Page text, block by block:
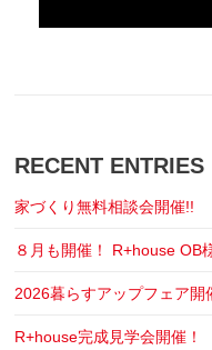
RECENT ENTRIES
家づくり無料相談会開催!!
８月も開催！ R+house OB
2026暮らすアップフェア開
R+house完成見学会開催！